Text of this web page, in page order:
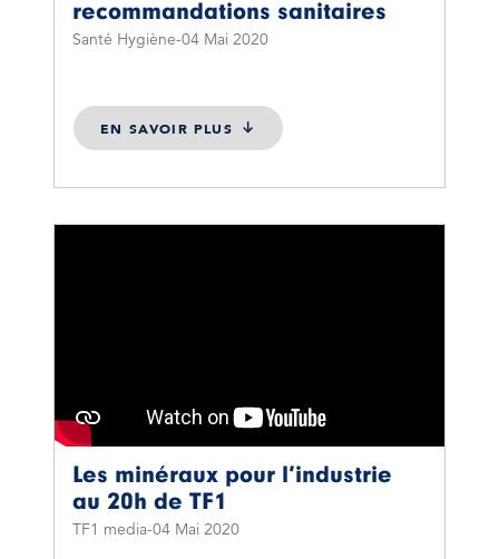
recommandations sanitaires
Santé Hygiène 04 Mai 2020
EN SAVOIR PLUS
Les minéraux pour l’industrie
au 20h de TF1
TF1 media 04 Mai 2020